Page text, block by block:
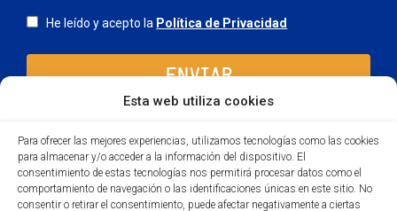
Esta web utiliza cookies
Para ofrecer las mejores experiencias, utilizamos tecnologías como las cookies
para almacenar y/o acceder a la información del dispositivo. El
consentimiento de estas tecnologías nos permitirá procesar datos como el
comportamiento de navegación o las identificaciones únicas en este sitio. No
consentir o retirar el consentimiento, puede afectar negativamente a ciertas
Consentimiento
He leído y acepto la Política de Privacidad